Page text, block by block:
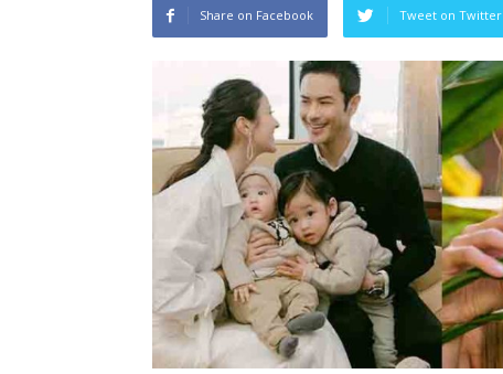
Share on Facebook Tweet on Twitter